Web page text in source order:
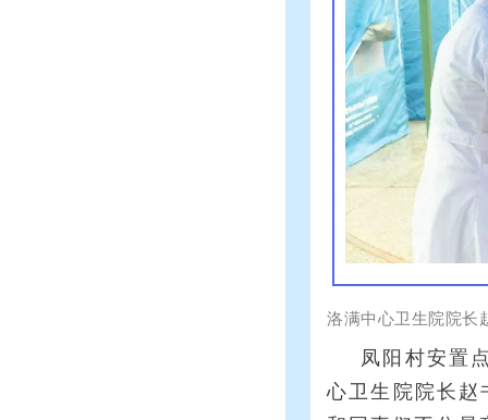
洛满中心卫生院院长
凤阳村安置
心卫生院院长赵